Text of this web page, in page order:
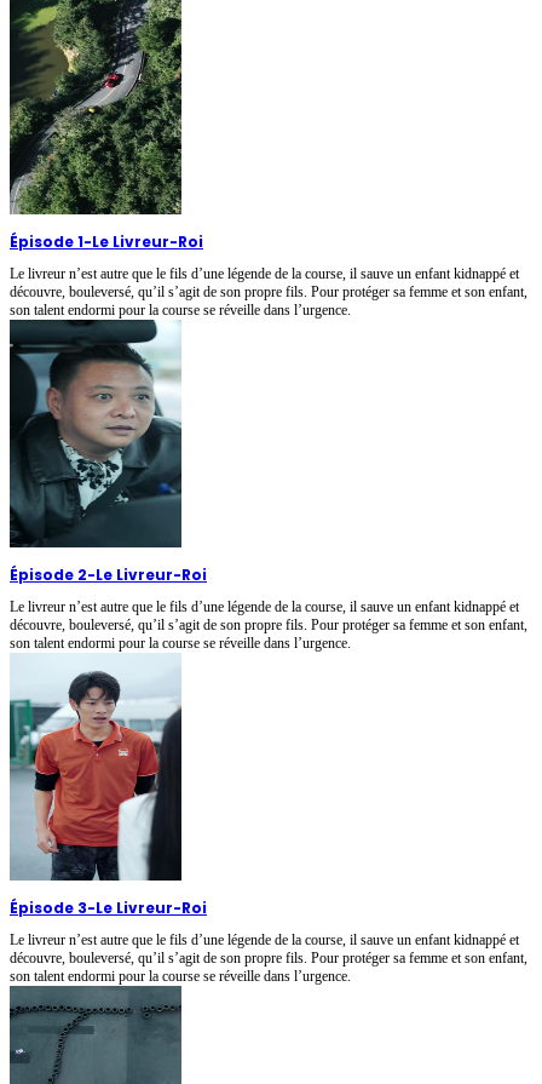
Épisode 1-Le Livreur-Roi
Le livreur n’est autre que le fils d’une légende de la course, il sauve un enfant kidnappé et
découvre, bouleversé, qu’il s’agit de son propre fils. Pour protéger sa femme et son enfant,
son talent endormi pour la course se réveille dans l’urgence.
Épisode 2-Le Livreur-Roi
Le livreur n’est autre que le fils d’une légende de la course, il sauve un enfant kidnappé et
découvre, bouleversé, qu’il s’agit de son propre fils. Pour protéger sa femme et son enfant,
son talent endormi pour la course se réveille dans l’urgence.
Épisode 3-Le Livreur-Roi
Le livreur n’est autre que le fils d’une légende de la course, il sauve un enfant kidnappé et
découvre, bouleversé, qu’il s’agit de son propre fils. Pour protéger sa femme et son enfant,
son talent endormi pour la course se réveille dans l’urgence.